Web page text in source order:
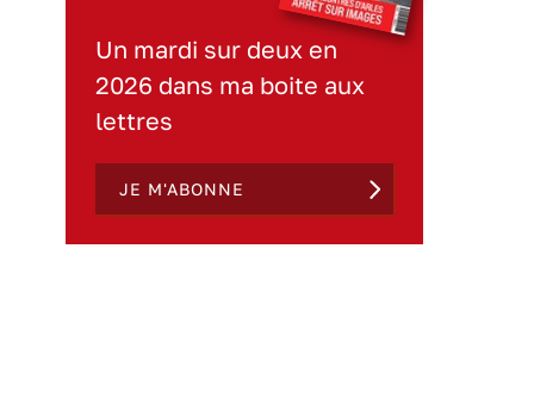
Un mardi sur deux en
2026 dans ma boite aux
lettres
JE M'ABONNE